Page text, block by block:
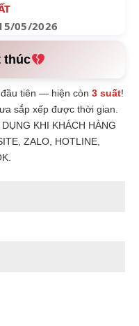
05/2026
thúc
đầu tiên — hiện còn3 suất!
sắp xếp được thời gian.
KHI KHÁCH HÀNG
ZALO, HOTLINE,